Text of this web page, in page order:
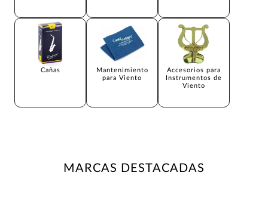
Cañas
Mantenimiento
para Viento
Accesorios para
Instrumentos de
Viento
MARCAS DESTACADAS